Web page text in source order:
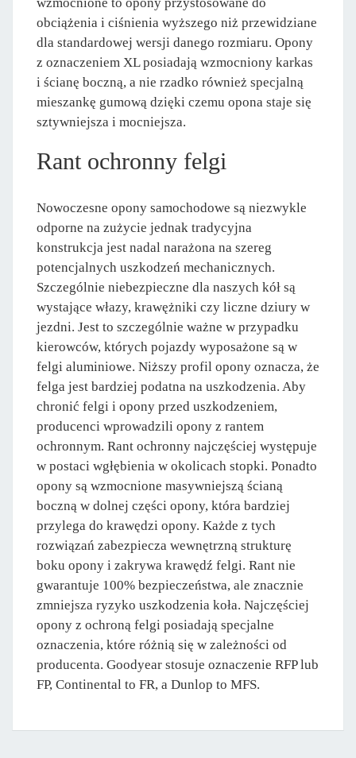
obciążenia i ciśnienia wyższego niż przewidziane
dla standardowej wersji danego rozmiaru. Opony
z oznaczeniem XL posiadają wzmocniony karkas
i ścianę boczną, a nie rzadko również specjalną
mieszankę gumową dzięki czemu opona staje się
sztywniejsza i mocniejsza.
Rant ochronny felgi
Nowoczesne opony samochodowe są niezwykle
odporne na zużycie jednak tradycyjna
konstrukcja jest nadal narażona na szereg
potencjalnych uszkodzeń mechanicznych.
Szczególnie niebezpieczne dla naszych kół są
wystające włazy, krawężniki czy liczne dziury w
jezdni. Jest to szczególnie ważne w przypadku
kierowców, których pojazdy wyposażone są w
felgi aluminiowe. Niższy profil opony oznacza, że
felga jest bardziej podatna na uszkodzenia. Aby
chronić felgi i opony przed uszkodzeniem,
producenci wprowadzili opony z rantem
ochronnym. Rant ochronny najczęściej występuje
w postaci wgłębienia w okolicach stopki. Ponadto
opony są wzmocnione masywniejszą ścianą
boczną w dolnej części opony, która bardziej
przylega do krawędzi opony. Każde z tych
rozwiązań zabezpiecza wewnętrzną strukturę
boku opony i zakrywa krawędź felgi. Rant nie
gwarantuje 100% bezpieczeństwa, ale znacznie
zmniejsza ryzyko uszkodzenia koła. Najczęściej
opony z ochroną felgi posiadają specjalne
oznaczenia, które różnią się w zależności od
producenta. Goodyear stosuje oznaczenie RFP lub
FP, Continental to FR, a Dunlop to MFS.